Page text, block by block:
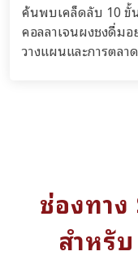
ค้นพบเคล็ดลับ 10 ขั้
คอลลาเจนผงชงดื่ม
วางแผนและการตลา
ช่องทา
สำหรั